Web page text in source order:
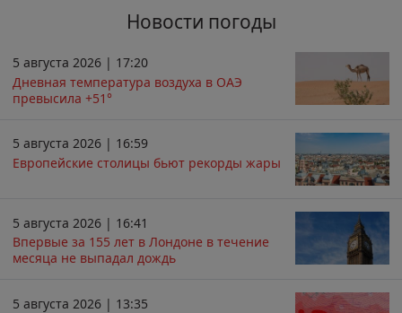
Новости погоды
5 августа 2026 | 17:20
Дневная температура воздуха в ОАЭ
превысила +51°
5 августа 2026 | 16:59
Европейские столицы бьют рекорды жары
5 августа 2026 | 16:41
Впервые за 155 лет в Лондоне в течение
месяца не выпадал дождь
5 августа 2026 | 13:35